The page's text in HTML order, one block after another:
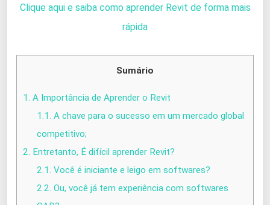
Clique aqui e saiba como aprender Revit de forma mais
rápida
Sumário
1. A Importância de Aprender o Revit
1.1. A chave para o sucesso em um mercado global
competitivo;
2. Entretanto, É difícil aprender Revit?
2.1. Você é iniciante e leigo em softwares?
2.2. Ou, você já tem experiência com softwares